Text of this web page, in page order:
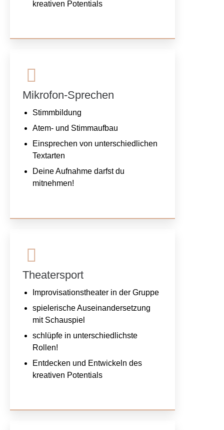
kreativen Potentials
Mikrofon-Sprechen
Stimmbildung
Atem- und Stimmaufbau
Einsprechen von unterschiedlichen
Textarten
Deine Aufnahme darfst du
mitnehmen!
Theatersport
Improvisationstheater in der Gruppe
spielerische Auseinandersetzung
mit Schauspiel
schlüpfe in unterschiedlichste
Rollen!
Entdecken und Entwickeln des
kreativen Potentials